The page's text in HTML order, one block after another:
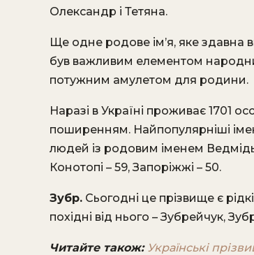
Олександр і Тетяна.
Ще одне родове ім’я, яке здавна
був важливим елементом
потужним амулетом для родини.
Наразі в Україні проживає 1701
поширенням. Найпопулярніші
людей із родовим іменем Ведмідь
Конотопі – 59, Запоріжжі – 50.
Зубр. Сьогодні це прізвище є
похідні від нього – Зубрейчук,
Читайте також: Українські